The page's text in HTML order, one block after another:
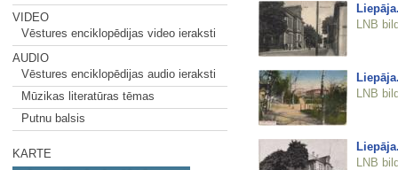
VIDEO
Vēstures enciklopēdijas video ieraksti
AUDIO
Vēstures enciklopēdijas audio ieraksti
Mūzikas literatūras tēmas
Putnu balsis
KARTE
LNB
LNB
LNB